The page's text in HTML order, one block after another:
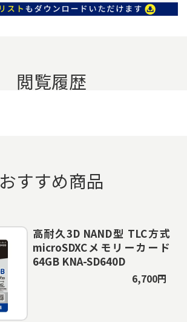
閲覧履歴
おすすめ商品
高耐久3D NAND型 TLC方式
microSDXCメモリーカード
64GB KNA-SD640D
6,700円